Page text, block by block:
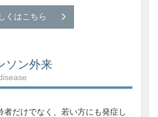
くはこちら
ソン外来
者だけでなく、若い方にも発症し